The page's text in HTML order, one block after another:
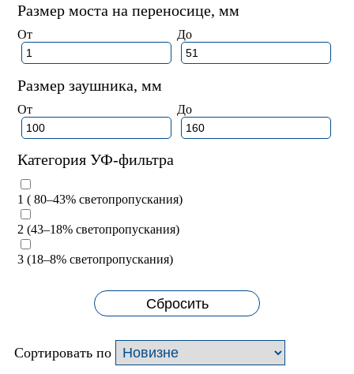
Размер моста на переносице, мм
От До
Размер заушника, мм
От До
Категория УФ-фильтра
1 ( 80–43% светопропускания)
2 (43–18% светопропускания)
3 (18–8% светопропускания)
Сбросить
Сортировать по